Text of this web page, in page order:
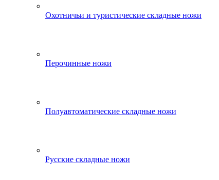
Охотничьи и туристические складные ножи
Перочинные ножи
Полуавтоматические складные ножи
Русские складные ножи